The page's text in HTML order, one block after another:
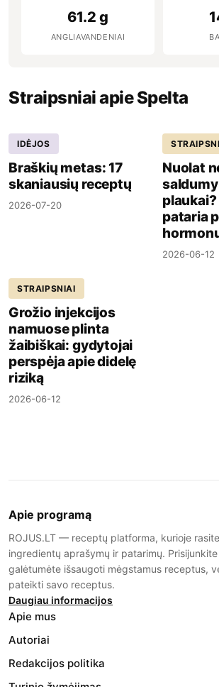
61.2 g
ANGLIAVANDENIAI
Straipsniai apie Spelta
IDĖJOS
Braškių metas: 17
skaniausių receptų
2026-07-20
Nuolat
pataria
2026-06-12
STRAIPSNIAI
Grožio injekcijos
namuose plinta
žaibiškai: gydytojai
perspėja apie didelę
riziką
2026-06-12
Apie programą
ROJUS.LT — receptų platforma, kurioje
ingredientų aprašymų ir patarimų.
galėtumėte išsaugoti mėgstamus receptus,
pateikti savo receptus.
Daugiau informacijos
Apie mus
Autoriai
Redakcijos politika